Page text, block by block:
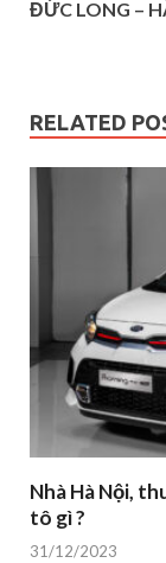
ĐỨC LONG –
RELATED
Nhà Hà Nội,
tô gì ?
31/12/2023